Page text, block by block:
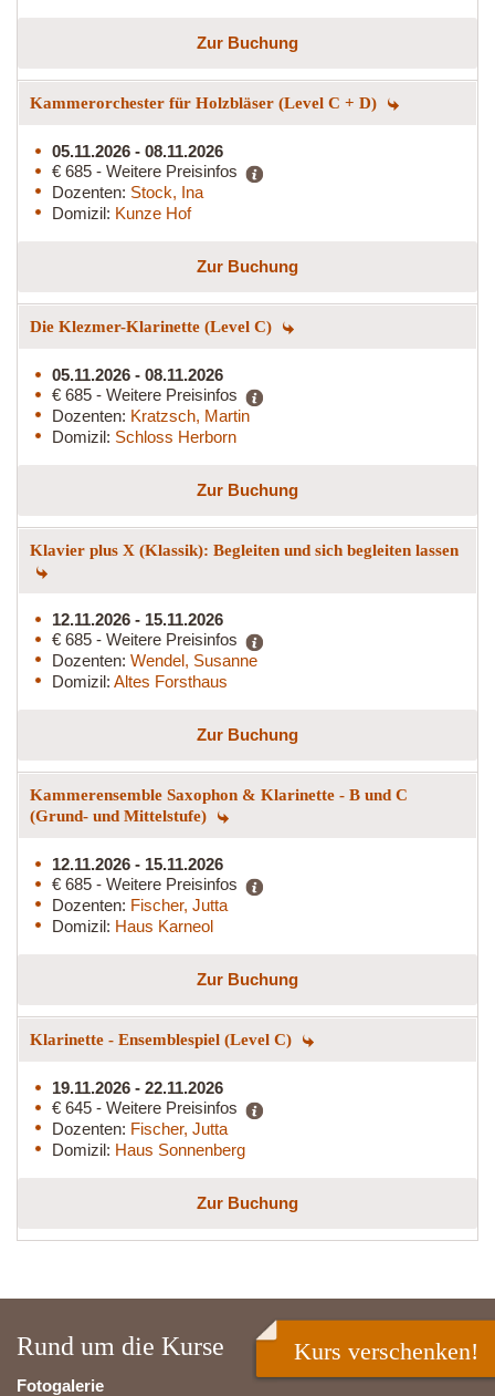
Zur Buchung
Kammerorchester für Holzbläser (Level C + D)
05.11.2026 - 08.11.2026
€ 685 - Weitere Preisinfos
Dozenten: Stock, Ina
Domizil: Kunze Hof
Zur Buchung
Die Klezmer-Klarinette (Level C)
05.11.2026 - 08.11.2026
€ 685 - Weitere Preisinfos
Dozenten: Kratzsch, Martin
Domizil: Schloss Herborn
Zur Buchung
Klavier plus X (Klassik): Begleiten und sich begleiten lassen
12.11.2026 - 15.11.2026
€ 685 - Weitere Preisinfos
Dozenten: Wendel, Susanne
Domizil: Altes Forsthaus
Zur Buchung
Kammerensemble Saxophon & Klarinette - B und C
(Grund- und Mittelstufe)
12.11.2026 - 15.11.2026
€ 685 - Weitere Preisinfos
Dozenten: Fischer, Jutta
Domizil: Haus Karneol
Zur Buchung
Klarinette - Ensemblespiel (Level C)
19.11.2026 - 22.11.2026
€ 645 - Weitere Preisinfos
Dozenten: Fischer, Jutta
Domizil: Haus Sonnenberg
Zur Buchung
Rund um die Kurse
Fotogalerie
Kurs verschenken!